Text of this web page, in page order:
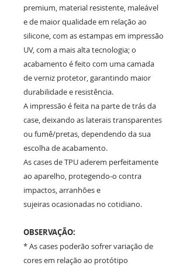
premium, material resistente, maleável
e de maior qualidade em relação ao
silicone, com as estampas em impressão
UV, com a mais alta tecnologia; o
acabamento é feito com uma camada
de verniz protetor, garantindo maior
durabilidade e resistência.
A impressão é feita na parte de trás da
case, deixando as laterais transparentes
ou fumê/pretas, dependendo da sua
escolha de acabamento.
As cases de TPU aderem perfeitamente
ao aparelho, protegendo-o contra
impactos, arranhões e
sujeiras ocasionadas no cotidiano.
OBSERVAÇÃO:
* As cases poderão sofrer variação de
cores em relação ao protótipo